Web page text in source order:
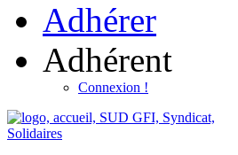
Adhérer
Adhérent
Connexion !